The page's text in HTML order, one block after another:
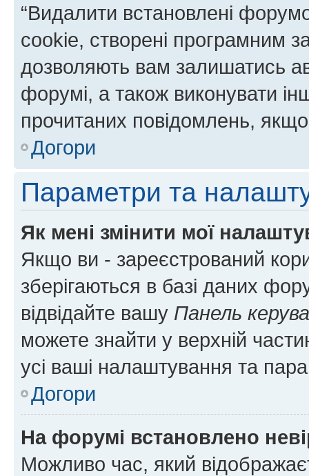
“Видалити встановлені
cookie, створені програмним
дозволяють вам залишатись
форумі, а також виконувати
прочитаних повідомлень,
Догори
Параметри та
Як мені змінити мої
Якщо ви - зареєстрований
зберігаються в базі даних
відвідайте вашу Панель
можете знайти у верхній
усі ваші налаштування та
Догори
На форумі встановлено
Можливо час, який